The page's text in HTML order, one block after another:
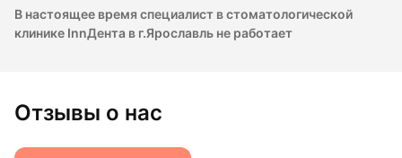
В настоящее время специалист в стоматологической
клинике InnДента в г.Ярославль не работает
Отзывы о нас